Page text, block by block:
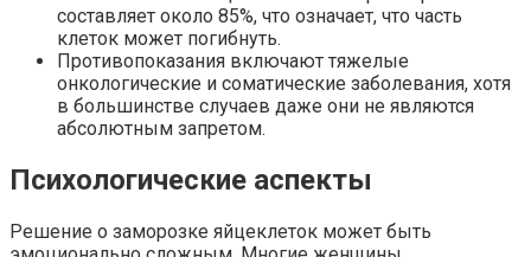
составляет около 85%, что означает, что часть
клеток может погибнуть.
Противопоказания включают тяжелые
онкологические и соматические заболевания, хотя
в большинстве случаев даже они не являются
абсолютным запретом.
Психологические аспекты
Решение о заморозке яйцеклеток может быть